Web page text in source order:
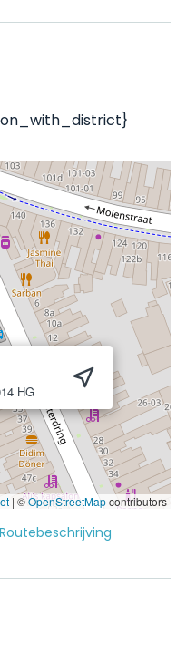
HG
| ©OpenStreetMapcontributors
Routebeschrijving